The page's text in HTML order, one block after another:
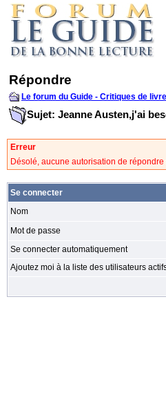
Répondre
Le forum du Guide - Critiques de
Sujet: Jeanne Austen,j'ai
Erreur
Désolé, aucune autorisation de
Se connecter
Nom
Mot de passe
Se connecter automatiquement
Ajoutez moi à la liste des utilisateurs